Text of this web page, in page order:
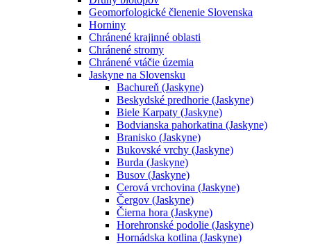
Geomorfologické členenie Slovenska
Horniny
Chránené krajinné oblasti
Chránené stromy
Chránené vtáčie územia
Jaskyne na Slovensku
Bachureň (Jaskyne)
Beskydské predhorie (Jaskyne)
Biele Karpaty (Jaskyne)
Bodvianska pahorkatina (Jaskyne)
Branisko (Jaskyne)
Bukovské vrchy (Jaskyne)
Burda (Jaskyne)
Busov (Jaskyne)
Cerová vrchovina (Jaskyne)
Čergov (Jaskyne)
Čierna hora (Jaskyne)
Horehronské podolie (Jaskyne)
Hornádska kotlina (Jaskyne)